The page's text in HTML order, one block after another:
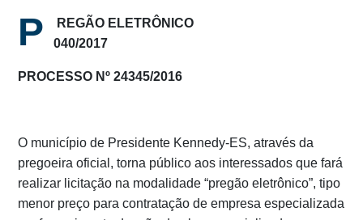
P
REGÃO ELETRÔNICO
040/2017
PROCESSO Nº 24345/2016
O município de Presidente Kennedy-ES, através da
pregoeira oficial, torna público aos interessados que fará
realizar licitação na modalidade “pregão eletrônico”, tipo
menor preço para contratação de empresa especializada